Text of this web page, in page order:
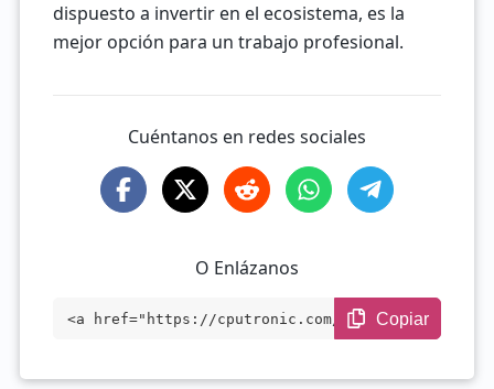
dispuesto a invertir en el ecosistema, es la
mejor opción para un trabajo profesional.
Cuéntanos en redes sociales
O Enlázanos
<a href="https://cputronic.com/es/cpu/ap
Copiar